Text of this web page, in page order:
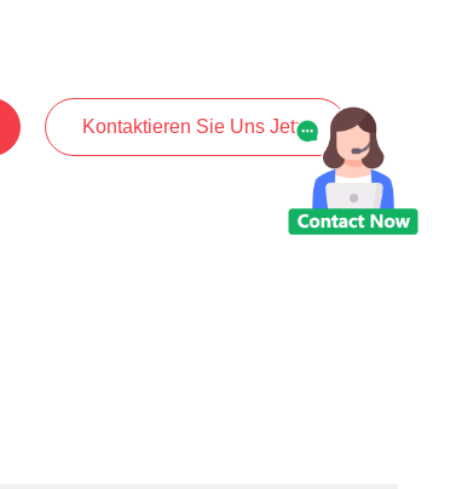
Kontaktieren Sie Uns Jetzt